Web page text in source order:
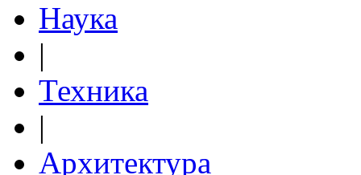
Наука
|
Техника
|
Архитектура